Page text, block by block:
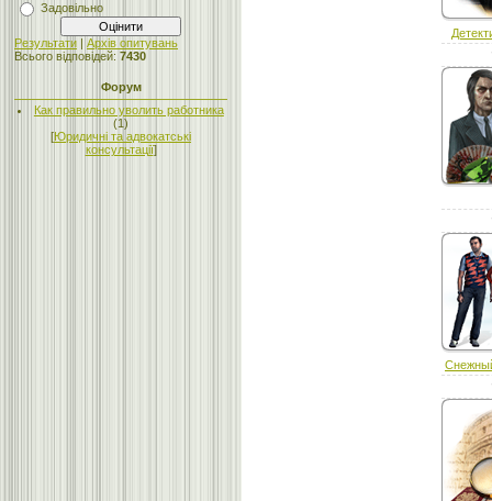
Задовільно
Результати | Архів опитувань
Всього відповідей: 7430
Форум
Как правильно уволить работника
(1)
[Юридичні та адвокатські
консультації]